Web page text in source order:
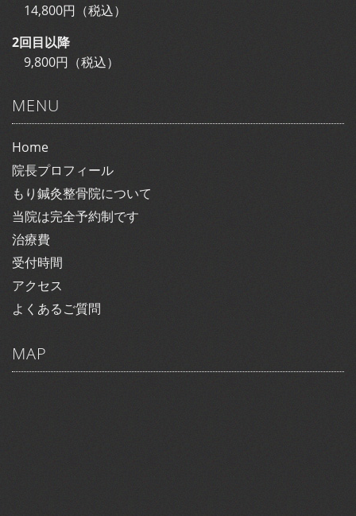
14,800円（税込）
2回目以降
9,800円（税込）
MENU
Home
院長プロフィール
もり鍼灸整骨院について
当院は完全予約制です
治療費
受付時間
アクセス
よくあるご質問
MAP